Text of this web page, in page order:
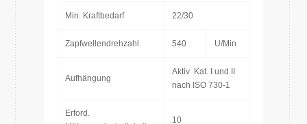
Min. Kraftbedarf 22/30
Zapfwellendrehzahl 540 U/Min
Aufhängung
Aktiv Kat. I und II
nach ISO 730-1
Erford.
10